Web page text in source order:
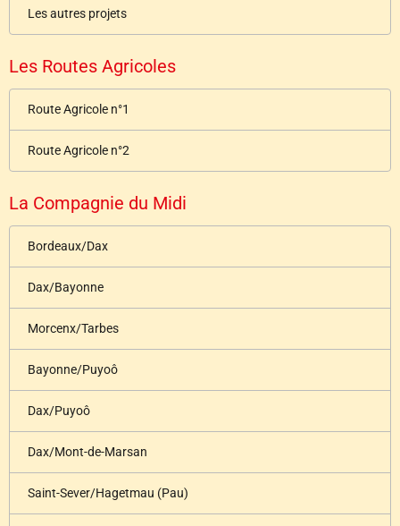
Les autres projets
Les Routes Agricoles
Route Agricole n°1
Route Agricole n°2
La Compagnie du Midi
Bordeaux/Dax
Dax/Bayonne
Morcenx/Tarbes
Bayonne/Puyoô
Dax/Puyoô
Dax/Mont-de-Marsan
Saint-Sever/Hagetmau (Pau)